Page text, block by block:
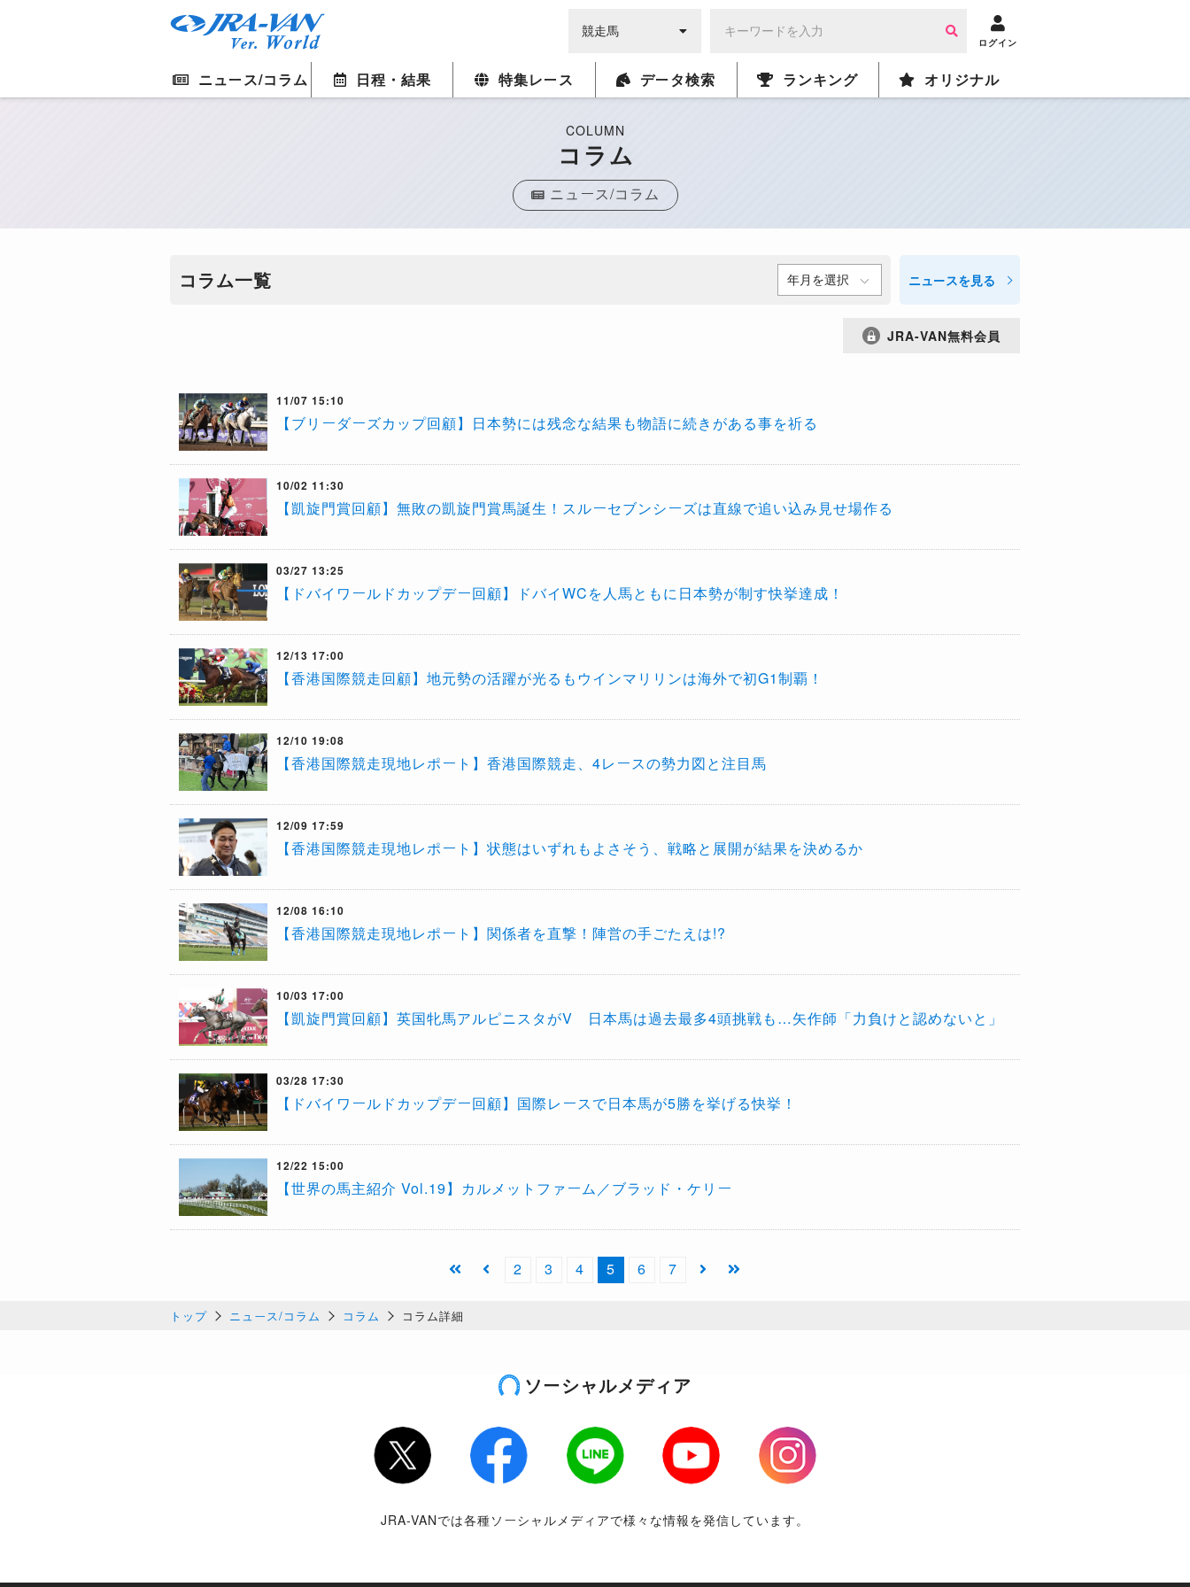
ログイン
ニュース/コラム 日程・結果 特集レース データ検索 ランキング オリジナル
COLUMN
コラム
ニュース/コラム
コラム一覧 ニュースを見る
JRA-VAN無料会員
11/07 15:10
【ブリーダーズカップ回顧】日本勢には残念な結果も物語に続きがある事を祈る
10/02 11:30
【凱旋門賞回顧】無敗の凱旋門賞馬誕生！スルーセブンシーズは直線で追い込み見せ場作る
03/27 13:25
【ドバイワールドカップデー回顧】ドバイWCを人馬ともに日本勢が制す快挙達成！
12/13 17:00
【香港国際競走回顧】地元勢の活躍が光るもウインマリリンは海外で初G1制覇！
12/10 19:08
【香港国際競走現地レポート】香港国際競走、4レースの勢力図と注目馬
12/09 17:59
【香港国際競走現地レポート】状態はいずれもよさそう、戦略と展開が結果を決めるか
12/08 16:10
【香港国際競走現地レポート】関係者を直撃！陣営の手ごたえは!?
10/03 17:00
【凱旋門賞回顧】英国牝馬アルピニスタがV 日本馬は過去最多4頭挑戦も…矢作師「力負けと認めないと」
03/28 17:30
【ドバイワールドカップデー回顧】国際レースで日本馬が5勝を挙げる快挙！
12/22 15:00
【世界の馬主紹介 Vol.19】カルメットファーム／ブラッド・ケリー
2 3 4 5 6 7
トップ ニュース/コラム コラム コラム詳細
ソーシャルメディア
Twitter LINE Youtube
Instagram
JRA-VANでは各種ソーシャルメディアで様々な情報を発信しています。